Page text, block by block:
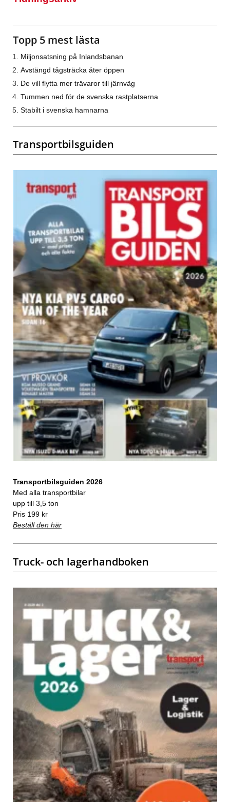
Topp 5 mest lästa
Miljonsatsning på Inlandsbanan
Avstängd tågsträcka åter öppen
De vill flytta mer trävaror till järnväg
Tummen ned för de svenska rastplatserna
Stabilt i svenska hamnarna
Transportbilsguiden
Transportbilsguiden 2026
Med alla transportbilar
upp till 3,5 ton
Pris 199 kr
Beställ den här
Truck- och lagerhandboken